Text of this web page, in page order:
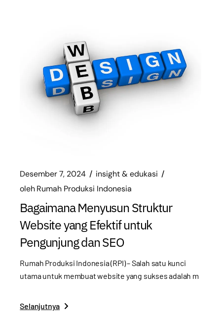
Desember 7, 2024
insight & edukasi
olehRumah Produksi Indonesia
Bagaimana Menyusun Struktur
Website yang Efektif untuk
Pengunjung dan SEO
Rumah Produksi Indonesia (RPI) – Salah satu kunci
utama untuk membuat website yang sukses adalah m
Selanjutnya